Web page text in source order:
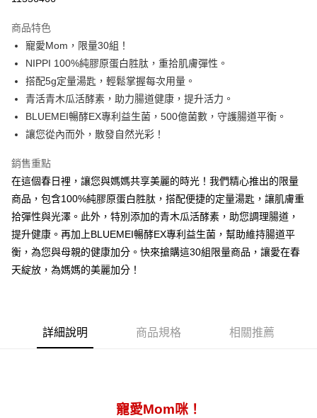
街口支付
悠遊付
Google Pay
全盈+PAY
相關說明
【大哥付你分期使用說明】
1.本服務由台灣大哥大提供，台灣大哥大用戶可立即使用無須另外申請。
2.付款方式選擇「大哥付你分期」，訂單成立後會自動跳轉到大哥付的交易
流程，驗證手機門號後，選擇欲分期的期數、繳款截止日，確認付款後即完
成交易。
4.訂單成立30分鐘內，如未前往確認交易或遇審核未通過，訂單將自動取
消。如遇「轉專審核」未通過狀況，表示未達大哥付你分期系統評分，恕無
2.透過簡訊連結打開帳單後，可選擇「超商條碼／台灣大直營門市／銀行轉
帳／街口支付／iPASS MONEY」等通路繳費。
買賣價金債權讓與本公司後，依約使用本公司帳單繳交帳款。
付款後全家取貨
每筆NT$90，滿NT$1,700(含以上)免運費
付款後7-11取貨
每筆NT$90，滿NT$2,000(含以上)免運費
商品特色
寵愛Mom，限量30組！
NIPPI 100%純膠原蛋白胜肽，重拾肌膚彈性。
搭配5g定量湯匙，輕鬆掌握每次用量。
青活青木瓜活酵素，助力腸道健康，提升活力。
BLUEMEI暢酵EX專利益生菌，500億菌數，守護腸道平衡。
讓您從內而外，散發自然光彩！
銷售重點
在這個春日裡，讓您與媽媽共享美麗的時光！我們精心推出的限量
商品，包含100%純膠原蛋白胜肽，搭配便捷的定量湯匙，讓肌膚重
拾彈性與光澤。此外，特別添加的青木瓜活酵素，助您調理腸道，
提升健康。再加上BLUEMEI暢酵EX專利益生菌，幫助維持腸道平
衡，為您與母親的健康加分。快來搶購這30組限量商品，讓愛在春
天綻放，為媽媽的美麗加分！
詳細說明 商品規格 相關推薦
寵愛Mom咪！